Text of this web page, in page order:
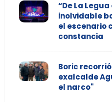
“De La
inolvidable
el escenario
constancia
Boric
exalcalde
el narco"